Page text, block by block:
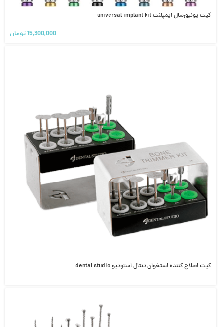
کیت یونیورسال ایمپلنت universal implant kit
15,300,000تومان
کیت اصلاح کننده استخوان دنتال استودیو dental studio